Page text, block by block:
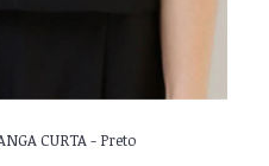
CURTA - Preto